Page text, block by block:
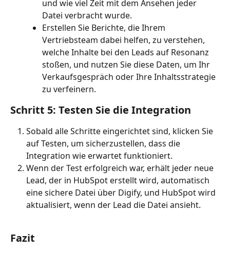
und wie viel Zeit mit dem Ansehen jeder
Datei verbracht wurde.
Erstellen Sie Berichte, die Ihrem
Vertriebsteam dabei helfen, zu verstehen,
welche Inhalte bei den Leads auf Resonanz
stoßen, und nutzen Sie diese Daten, um Ihr
Verkaufsgespräch oder Ihre Inhaltsstrategie
zu verfeinern.
Schritt 5: Testen Sie die Integration
Sobald alle Schritte eingerichtet sind, klicken Sie
auf Testen, um sicherzustellen, dass die
Integration wie erwartet funktioniert.
Wenn der Test erfolgreich war, erhält jeder neue
Lead, der in HubSpot erstellt wird, automatisch
eine sichere Datei über Digify, und HubSpot wird
aktualisiert, wenn der Lead die Datei ansieht.
Fazit